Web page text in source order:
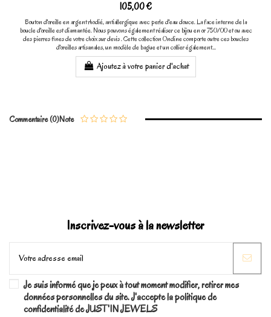
105,00 €
Bouton d'oreille en argent rhodié, antiallergique avec perle d'eau douce. La face interne de la
boucle d'oreille est diamantée. Nous pouvons également réaliser ce bijou en or 750/00 et ou avec
des pierres fines de votre choix sur devis . Cette collection Ondine comporte outre ces boucles
d'oreilles artisanales, un modèle de bague et un collier également...
Ajoutez à votre panier d'achat
Note
Commentaire (0)
Inscrivez-vous à la newsletter
Je suis informé que je peux à tout moment modifier, retirer mes
données personnelles du site. J'accepte la politique de
confidentialité de JUST'IN JEWELS